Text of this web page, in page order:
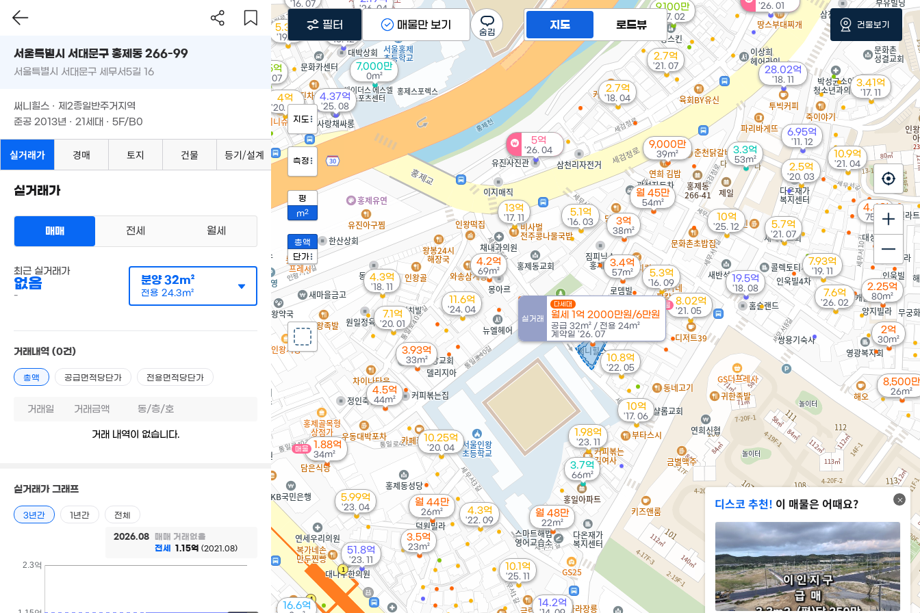
1.88억
34m²
매물
실거래
다세대
월세 1억 2000만원/6만원
공급 32m² / 전용 24m²
계약일 '26. 07
16.95억
113m²
8.02억
'21. 05
매물
4.2억
69m²
월 44만
26m²
5억
'26. 04
'26. 04
3.3억
53m²
7.6억
'26. 02
'26. 01
3.7억
66m²
10억
'25. 12
4.4억
75m²
10.1억
'25. 11
3억
38m²
월 48만
22m²
4.37억
'25. 08
3.93억
33m²
4.5억
44m²
11.6억
'24. 04
51.8억
'23. 11
1.98억
'23. 11
3.5억
23m²
5.99억
'23. 04 4.3억
'22. 09
8,500만
26m²
10.8억
'22. 05
2.7억
'21. 07
5.7억
'21. 07
10.9억
'21. 04
3.4억
57m²
2억
30m²
6.15억
'20. 07
4억
'20. 06
10.25억
'20. 04
2.5억
'20. 03
7.1억
'20. 01
7.93억
'19. 11
5.3억
'19. 11
16.6억
2.25억
80m²
28.02억
'18. 11
4.3억
'18. 11
19.5억
'18. 08
2.7억
'18. 04
3.41억
'17. 11
13억
'17. 11
10억
'17. 06
9,100만
'17. 02
5.3억
'16. 09
'16. 07
9,000만
39m²
5.1억
'16. 03
14.2억
1.2억
'13. 12
7,000만
0m²
월 45만
54m²
6.95억
'11. 12
디스코 추천! 이 매물은 어때요?
지도 로드뷰
지도
측정
평
m2
총액
단가
필터 매물만 보기 건물보기
서울특별시 서대문구 홍제동 266-99
서울특별시 서대문구 세무서5길 16
써니힐스 · 제2종일반주거지역
준공 2013년 · 21세대 · 5F/B0
실거래가 경매 토지 건물 등기/설계
실거래가
매매 전세 월세
최근 실거래가
없음
-
분양32m²
전용 24.3m²
거래내역 (0건)
총액 공급면적당단가 전용면적당단가
거래일 거래금액 동/층/호
거래 내역이 없습니다.
실거래가 그래프
3년간 1년간 전체
2026.08
매매 거래없음
전세
1.15억 (2021.08)
2.3억